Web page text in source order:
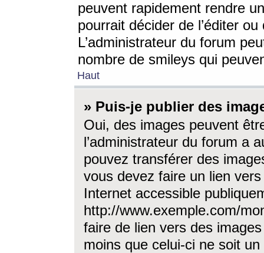
peuvent rapidement rendre
pourrait décider de l’éditer
L’administrateur du forum
nombre de smileys qui
Haut
» Puis-je publier des
Oui, des images peuvent
l’administrateur du forum a
pouvez transférer des
vous devez faire un lien
Internet accessible
http://www.exemple.com/
faire de lien vers des
moins que celui-ci ne soit